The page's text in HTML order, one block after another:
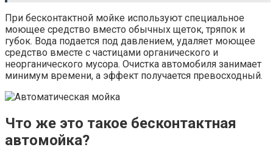
При бесконтактной мойке используют специальное
моющее средство вместо обычных щеток, тряпок и
губок. Вода подается под давлением, удаляет моющее
средство вместе с частицами органического и
неорганического мусора. Очистка автомобиля занимает
минимум времени, а эффект получается превосходный.
Что же это такое бесконтактная
автомойка?